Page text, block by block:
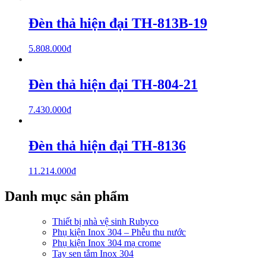
Đèn thả hiện đại TH-813B-19
5.808.000₫
Đèn thả hiện đại TH-804-21
7.430.000₫
Đèn thả hiện đại TH-8136
11.214.000₫
Danh mục sản phẩm
Thiết bị nhà vệ sinh Rubyco
Phụ kiện Inox 304 – Phễu thu nước
Phụ kiện Inox 304 mạ crome
Tay sen tắm Inox 304